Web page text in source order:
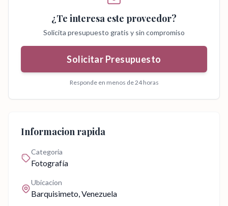
¿Te interesa este proveedor?
Solicita presupuesto gratis y sin compromiso
Solicitar Presupuesto
Responde en menos de 24 horas
Informacion rapida
Categoria
Fotografía
Ubicacion
Barquisimeto, Venezuela